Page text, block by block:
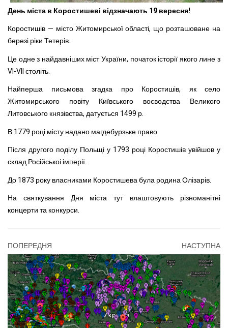
День міста в Коростишеві відзначають 19 вересня!
Коростишів — місто Житомирської області, що розташоване на
березі ріки Тетерів.
Це одне з найдавніших міст України, початок історії якого лине з
VI-VII століть.
Найперша письмова згадка про Коростишів, як село
Житомирського повіту Київського воєводства Великого
Литовського князівства, датується 1499 р.
В 1779 році місту надано магдебурзьке право.
Після другого поділу Польщі у 1793 році Коростишів увійшов у
склад Російськоі імперії.
До 1873 року власниками Коростишева була родина Олізарів.
На святкування Дня міста тут влаштовують різноманітні
концерти та конкурси.
ПОПЕРЕДНЯ НАСТУПНА